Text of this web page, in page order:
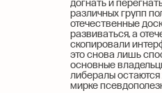
догнать и
различных групп
отечественные
развиваться, а
скопировали
это снова лишь
основные
либералы
мирке